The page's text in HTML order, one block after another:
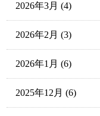
2026年3月 (4)
2026年2月 (3)
2026年1月 (6)
2025年12月 (6)